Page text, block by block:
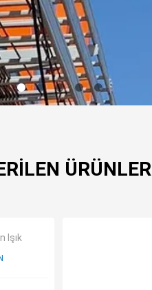
ÜRÜNLER
Işık